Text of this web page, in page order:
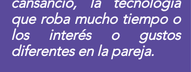
que roba mucho tiempo o
los interés o gustos
diferentes en la pareja.